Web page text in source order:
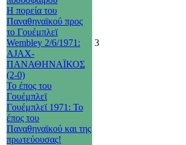
Η πορεία του
Παναθηναϊκού προς
το Γουέμπλεϊ
Wembley 2/6/1971:
AJAX-
ΠΑΝΑΘΗΝΑΪΚΟΣ
(2-0)
Το έπος του
Γουέμπλεϊ
Γουέμπλεϊ 1971: Το
έπος του
Παναθηναϊκού και της
πρωτεύουσας!
3